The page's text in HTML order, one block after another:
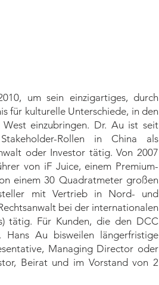
um sein einzigartiges, durch
für kulturelle Unterschiede, in den
einzubringen. Dr. Au ist seit
Rollen in China als
oder Investor tätig. Von 2007
von iF Juice, einem Premium-
einem 30 Quadratmeter großen
mit Vertrieb in Nord- und
bei der internationalen
tätig. Für Kunden, die den DCC
Hans Au bisweilen längerfristige
Managing Director oder
Beirat und im Vorstand von 2